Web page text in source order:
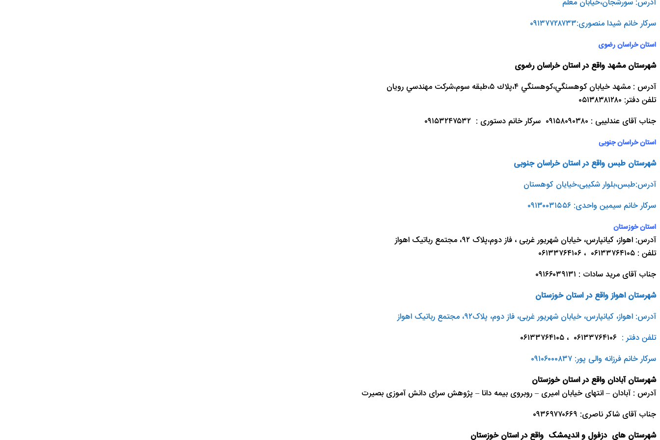
آدرس: سورشجان،خیابان معلم
سرکار خانم شیدا منصوری:۰۹۱۳۷۷۲۸۷۳۳
استان خراسان رضوی
شهرستان مشهد واقع در استان خراسان رضوی
آدرس : مشهد خيابان كوهسنگي،كوهسنگي ٤،پلاك ٥،طبقه سوم،شركت مهندسي رويان
تلفن دفتر: ۰۵۱۳۸۳۸۱۲۸۰
جناب آقای عندلیبی : ۰۹۱۵۸۰۹۰۳۸۰ سرکار خانم دستوری : ۰۹۱۵۳۲۴۷۵۳۲
استان خراسان جنوبی
شهرستان طبس واقع در استان خراسان جنوبی
آدرس:طبس،بلوار شکیبی،خیایان کوهستان
سرکار خانم سیمین واحدی: ۰۹۱۳۰۰۳۱۵۵۶
استان خوزستان
آدرس: اهواز، کیانپارس، خیابان شهریور غربی ، فاز دوم،پلاک ۹۲، مجتمع رباتیک اهواز
تلفن : ۰۶۱۳۳۷۶۴۱۰۵ ، ۰۶۱۳۳۷۶۴۱۰۶
جناب آقای مريد سادات : ۰۹۱۶۶۰۳۹۱۳۱
شهرستان اهواز واقع در استان خوزستان
آدرس: اهواز، کیانپارس، خیابان شهریور غربی، فاز دوم، پلاک۹۲، مجتمع رباتیک اهواز
تلفن دفتر : ۰۶۱۳۳۷۶۴۱۰۶ ، ۰۶۱۳۳۷۶۴۱۰۵
سرکار خانم فرزانه والی پور: ۰۹۱۰۶۰۰۰۸۳۷
شهرستان آبادان واقع در استان خوزستان
آدرس : آبادان – انتهای خیابان امیری – روبروی بیمه دانا – پژوهش سرای دانش آموزی بصیرت
جناب آقای شاکر ناصری: ۰۹۳۶۹۷۷۰۶۶۹
شهرستان های دزفول و اندیمشک واقع در استان خوزستان